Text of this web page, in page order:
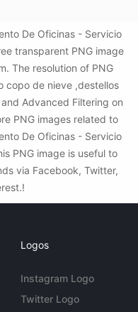
De Oficinas - Servicio
transparent PNG image
The resolution of PNG
copo de nieve ,destellos
Advanced Filtering on
PNG images related to
De Oficinas - Servicio
PNG image is useful to
via Facebook, Twitter,
Logos
Instagram Logo
Twitter Logo